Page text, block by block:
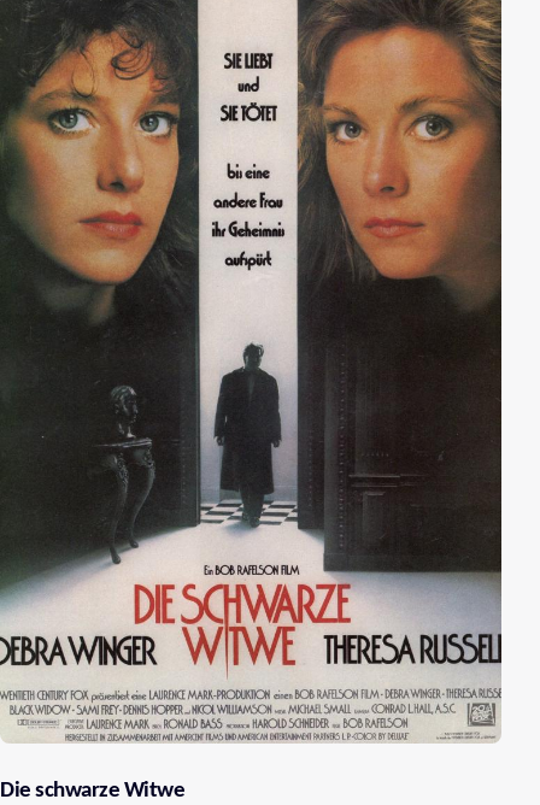
Die schwarze Witwe